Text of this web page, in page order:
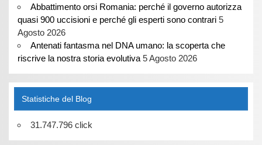
Abbattimento orsi Romania: perché il governo autorizza
quasi 900 uccisioni e perché gli esperti sono contrari 5
Agosto 2026
Antenati fantasma nel DNA umano: la scoperta che
riscrive la nostra storia evolutiva 5 Agosto 2026
Statistiche del Blog
31.747.796 click